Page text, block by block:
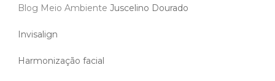
Blog Meio Ambiente Juscelino Dourado
Invisalign
Harmonização facial